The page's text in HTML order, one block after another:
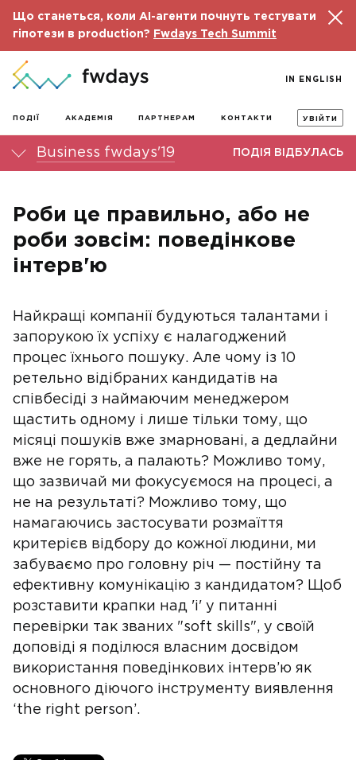
Що станеться, коли AI-агенти почнуть тестувати
гіпотези в production?
Fwdays Tech Summit
ПОДІЇ АКАДЕМІЯ ПАРТНЕРАМ КОНТАКТИ УВІЙТИ
IN ENGLISH
Business fwdays'19 ПОДІЯ ВІДБУЛАСЬ
Роби це правильно, або не
роби зовсім: поведінкове
інтерв'ю
Найкращі компанії будуються талантами і
запорукою їх успіху є налагоджений
процес їхнього пошуку. Але чому із 10
ретельно відібраних кандидатів на
співбесіді з наймаючим менеджером
щастить одному і лише тільки тому, що
місяці пошуків вже змарновані, а дедлайни
вже не горять, а палають? Можливо тому,
що зазвичай ми фокусуємося на процесі, а
не на результаті? Можливо тому, що
намагаючись застосувати розмаїття
критерієв відбору до кожної людини, ми
забуваємо про головну річ — постійну та
ефективну комунікацію з кандидатом? Щоб
розставити крапки над 'і' у питанні
перевірки так званих "soft skills", у своїй
доповіді я поділюся власним досвідом
використання поведінкових інтерв’ю як
основного діючого інструменту виявлення
‘the right person’.